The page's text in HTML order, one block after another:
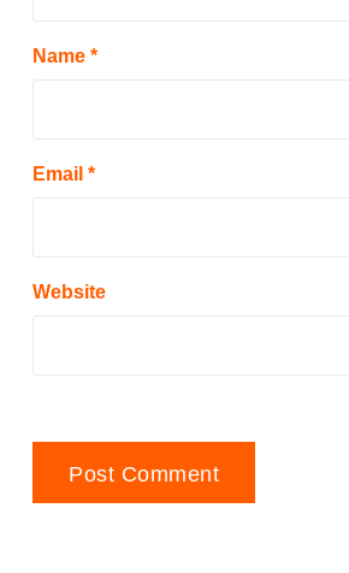
Name *
Email *
Website